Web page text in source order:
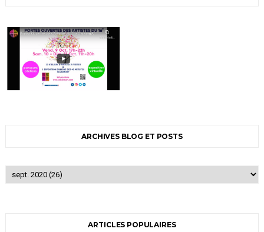
ARCHIVES BLOG ET POSTS
ARTICLES POPULAIRES